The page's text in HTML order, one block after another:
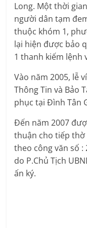
Long. Một thời
người dân tạm
thuộc khóm 1,
lại hiện được bảo
1 thanh kiếm lệnh
Vào năm 2005, lễ
Thông Tin và Bảo
phục tại Đình Tân
Đến năm 2007
thuận cho tiếp thờ
theo công văn số :
do P.Chủ Tịch
ấn ký.